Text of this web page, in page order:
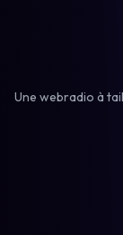
Une webradio à